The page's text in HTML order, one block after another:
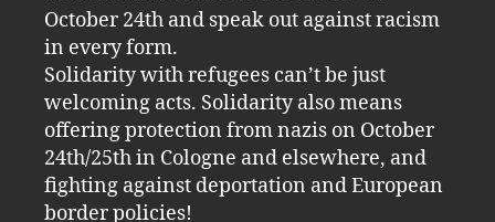
October 24th and speak out against racism
in every form.
Solidarity with refugees can’t be just
welcoming acts. Solidarity also means
offering protection from nazis on October
24th/25th in Cologne and elsewhere, and
fighting against deportation and European
border policies!